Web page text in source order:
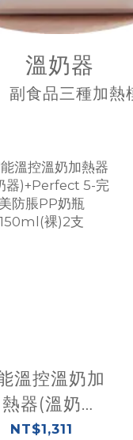
溫奶器
副食品三種加熱
溫控溫奶加
熱器(溫奶
)+Perfect 5-
NT$1,311